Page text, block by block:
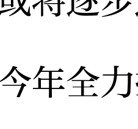
全力